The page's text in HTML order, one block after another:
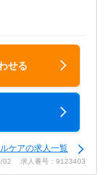
せる
ケアの求人一覧
02 求人番号：9123403